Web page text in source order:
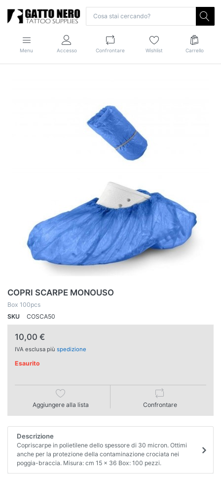
Menu Accesso Confrontare Wishlist Carrello
COPRI SCARPE MONOUSO
Box 100pcs
SKU
COSCA50
10,00 €
IVA esclusa più spedizione
Esaurito
Aggiungere alla lista Confrontare
Descrizione
Copriscarpe in polietilene dello spessore di 30 micron. Ottimi
anche per la protezione della contaminazione crociata nei
poggia-braccia. Misura: cm 15 x 36 Box: 100 pezzi.